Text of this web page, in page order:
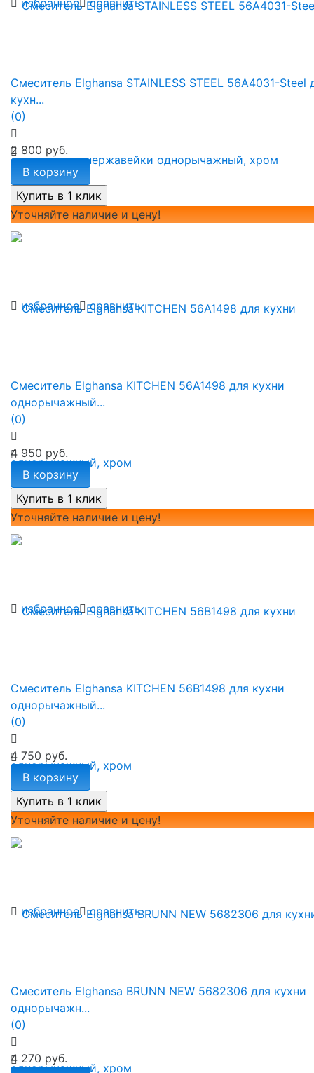
избранное сравнить
Смеситель Elghansa STAINLESS STEEL 56A4031-Steel
кухн...
(0)
2 800 руб.
В корзину
Уточняйте наличие и цену!
избранное сравнить
Смеситель Elghansa KITCHEN 56A1498 для кухни
однорычажный...
(0)
4 950 руб.
В корзину
Уточняйте наличие и цену!
избранное сравнить
Смеситель Elghansa KITCHEN 56B1498 для кухни
однорычажный...
(0)
4 750 руб.
В корзину
Уточняйте наличие и цену!
Смеситель Elghansa BRUNN NEW 5682306 для кухни
однорычажн...
(0)
4 270 руб.